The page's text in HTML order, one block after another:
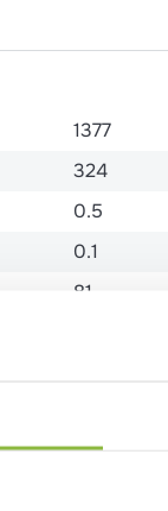
1377
324
0.5
0.1
81